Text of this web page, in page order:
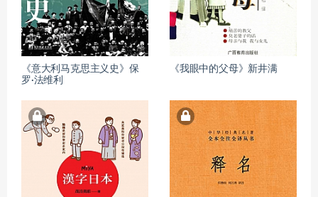
《意大利马克思主义史》保
罗·法维利
《我眼中的父母》新井满